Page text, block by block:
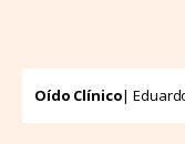
Oído Clínico|